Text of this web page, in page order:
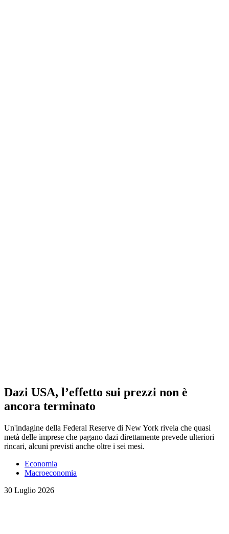
Dazi USA, l’effetto sui prezzi non è
ancora terminato
Un'indagine della Federal Reserve di New York rivela che quasi
metà delle imprese che pagano dazi direttamente prevede ulteriori
rincari, alcuni previsti anche oltre i sei mesi.
Economia
Macroeconomia
30 Luglio 2026